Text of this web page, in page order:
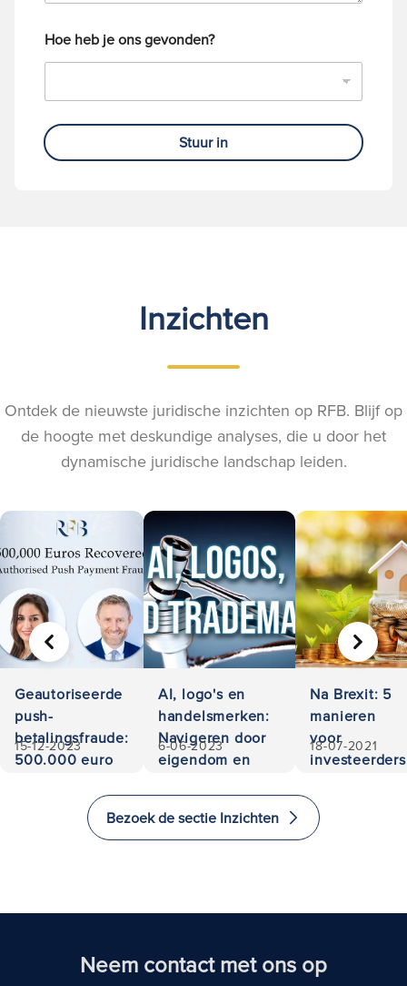
Hoe heb je ons gevonden?
Stuur in
Inzichten
Ontdek de nieuwste juridische inzichten op RFB. Blijf op
de hoogte met deskundige analyses, die u door het
dynamische juridische landschap leiden.
Geautoriseerde
push-
betalingsfraude:
500.000 euro
15-12-2023
AI, logo's en
handelsmerken:
Navigeren door
eigendom en
6-06-2023
Na Brexit: 5
manieren
voor
investeerders
investeren
en emigreren
18-07-2021
VORIGE
Bezoek de sectie Inzichten
Neem contact met ons op